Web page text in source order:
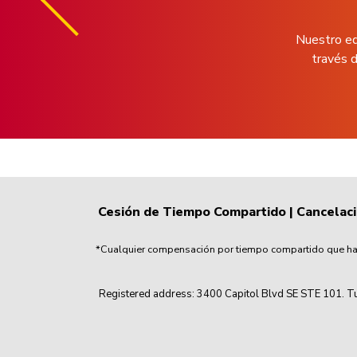
Nuestro
través
Cesión de Tiempo Compartido|
*Cualquier compensación por tiempo compartido que
Registered address: 3400 Capitol Blvd SE STE 101.